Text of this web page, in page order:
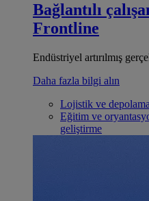
Bağlantılı
Frontline
Endüstriyel artırılmış
Daha fazla bilgi alın
Lojistik ve depolama
Eğitim ve
geliştirme